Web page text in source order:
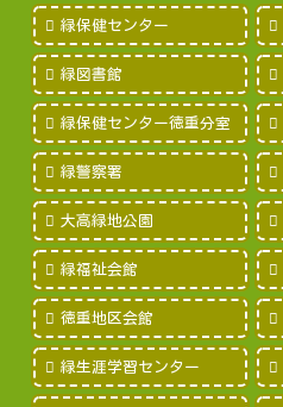
緑保健センター
緑図書館
緑保健センター徳重分室
緑警察署
大高緑地公園
緑福祉会館
徳重地区会館
緑生涯学習センター